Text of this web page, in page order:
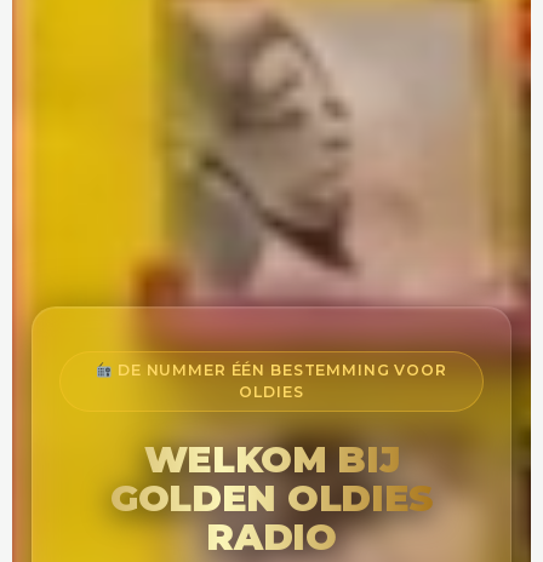
DE NUMMER ÉÉN BESTEMMING VOOR
OLDIES
WELKOM BIJ
GOLDEN OLDIES
RADIO